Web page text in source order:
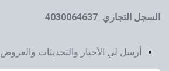
السجل التجاري 4030064637
أرسل لي الأخبار والتحديثات والعروض.